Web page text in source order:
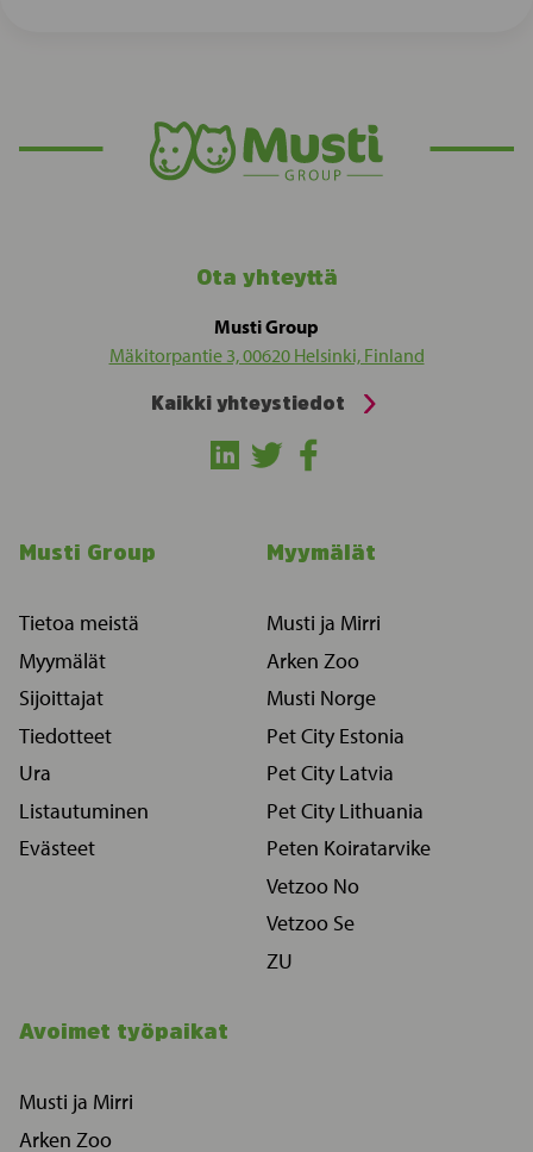
Ota yhteyttä
Musti Group
Mäkitorpantie 3, 00620 Helsinki, Finland
Kaikki yhteystiedot
Musti Group
Tietoa meistä
Myymälät
Sijoittajat
Tiedotteet
Ura
Listautuminen
Evästeet
Myymälät
Musti ja Mirri
Arken Zoo
Musti Norge
Pet City Estonia
Pet City Latvia
Pet City Lithuania
Peten Koiratarvike
Vetzoo No
Vetzoo Se
ZU
Avoimet työpaikat
Musti ja Mirri
Arken Zoo